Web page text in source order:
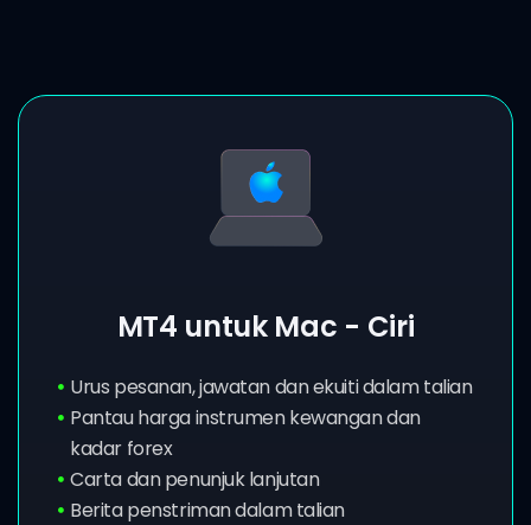
MT4 untuk Mac - Ciri
Urus pesanan, jawatan dan ekuiti dalam talian
Pantau harga instrumen kewangan dan
kadar forex
Carta dan penunjuk lanjutan
Berita penstriman dalam talian